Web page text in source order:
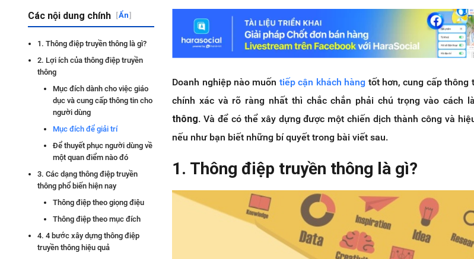
Các nội dung chính [Ẩn]
1. Thông điệp truyền thông là gì?
2. Lợi ích của thông điệp truyền
thông
Mục đích dành cho việc giáo
dục và cung cấp thông tin cho
người dùng
Mục đích để giải trí
Để thuyết phục người dùng về
một quan điểm nào đó
3. Các dạng thông điệp truyền
thông phổ biến hiện nay
Thông điệp theo giọng điệu
Thông điệp theo mục đích
4. 4 bước xây dựng thông điệp
truyền thông hiệu quả
Doanh nghiệp nào muốn tiếp cận khách hàng tốt hơn, cung cấp thông
chính xác và rõ ràng nhất thì chắc chắn phải chú trọng vào cách
thông. Và để có thể xây dựng được một chiến dịch thành công và
nếu như bạn biết những bí quyết trong bài viết sau.
1. Thông điệp truyền thông là gì?